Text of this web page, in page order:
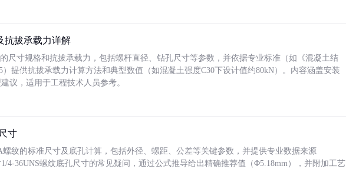
抗拔承载力详解
尺寸规格和抗拔承载力，包括螺杆直径、钻孔尺寸等参数，并依据专业标准（如《混凝土结
）提供抗拔承载力计算方法和典型数值（如混凝土强度C30下设计值约80kN）。内容涵盖安装
议，适用于工程技术人员参考。
寸
螺纹的标准尺寸及底孔计算，包括外径、螺距、公差等关键参数，并提供专业数据来源
1/4-36UNS螺纹底孔尺寸的常见疑问，通过公式推导给出精确推荐值（Φ5.18mm），并附加工艺